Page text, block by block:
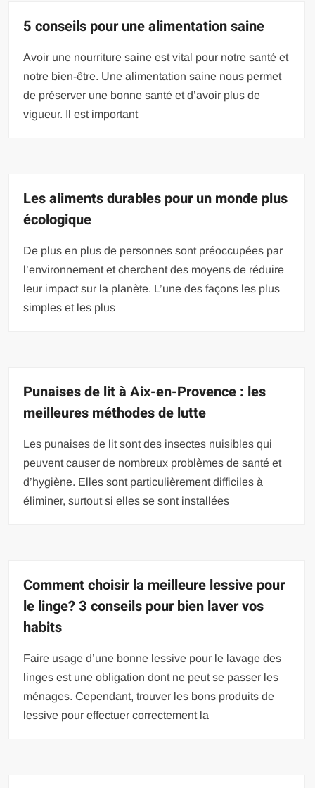
5 conseils pour une alimentation saine
Avoir une nourriture saine est vital pour notre santé et
notre bien-être. Une alimentation saine nous permet
de préserver une bonne santé et d’avoir plus de
vigueur. Il est important
Les aliments durables pour un monde plus
écologique
De plus en plus de personnes sont préoccupées par
l’environnement et cherchent des moyens de réduire
leur impact sur la planète. L’une des façons les plus
simples et les plus
Punaises de lit à Aix-en-Provence : les
meilleures méthodes de lutte
Les punaises de lit sont des insectes nuisibles qui
peuvent causer de nombreux problèmes de santé et
d’hygiène. Elles sont particulièrement difficiles à
éliminer, surtout si elles se sont installées
Comment choisir la meilleure lessive pour
le linge? 3 conseils pour bien laver vos
habits
Faire usage d’une bonne lessive pour le lavage des
linges est une obligation dont ne peut se passer les
ménages. Cependant, trouver les bons produits de
lessive pour effectuer correctement la